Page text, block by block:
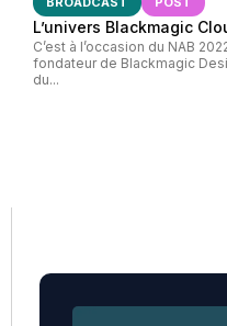
L’univers Blackmagic
C’est à l’occasion du NAB
fondateur de Blackmagic
du...